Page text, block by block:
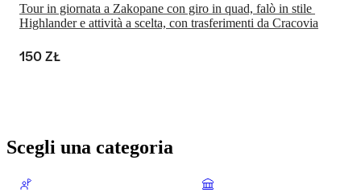
Tour in giornata a Zakopane con giro in quad, falò in stile
Highlander e attività a scelta, con trasferimenti da Cracovia
150 ZŁ
Scegli una categoria